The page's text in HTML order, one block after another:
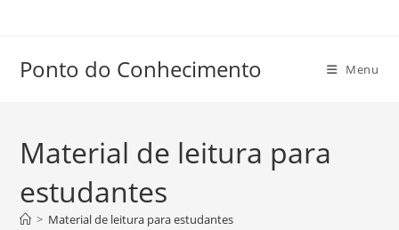
conteúdo
Ponto do Conhecimento Menu
Material de leitura para
estudantes
> Material de leitura para estudantes